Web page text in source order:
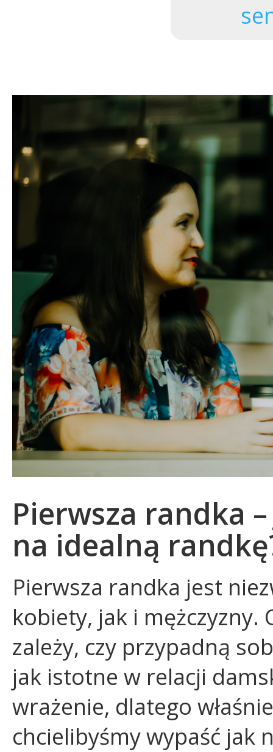
Pierwsza randka
na idealną
Pierwsza randka jest
kobiety, jak i
zależy, czy przypadną
jak istotne w relacji
wrażenie, dlatego
chcielibyśmy wypaść jak
hasła
Zaloguj